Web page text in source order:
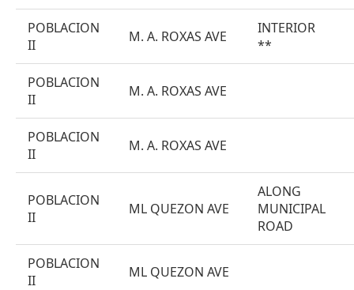
POBLACION
II
M. A. ROXAS AVE
INTERIOR
**
POBLACION
II
M. A. ROXAS AVE
POBLACION
II
M. A. ROXAS AVE
POBLACION
II
ML QUEZON AVE
ALONG
MUNICIPAL
ROAD
POBLACION
II
ML QUEZON AVE